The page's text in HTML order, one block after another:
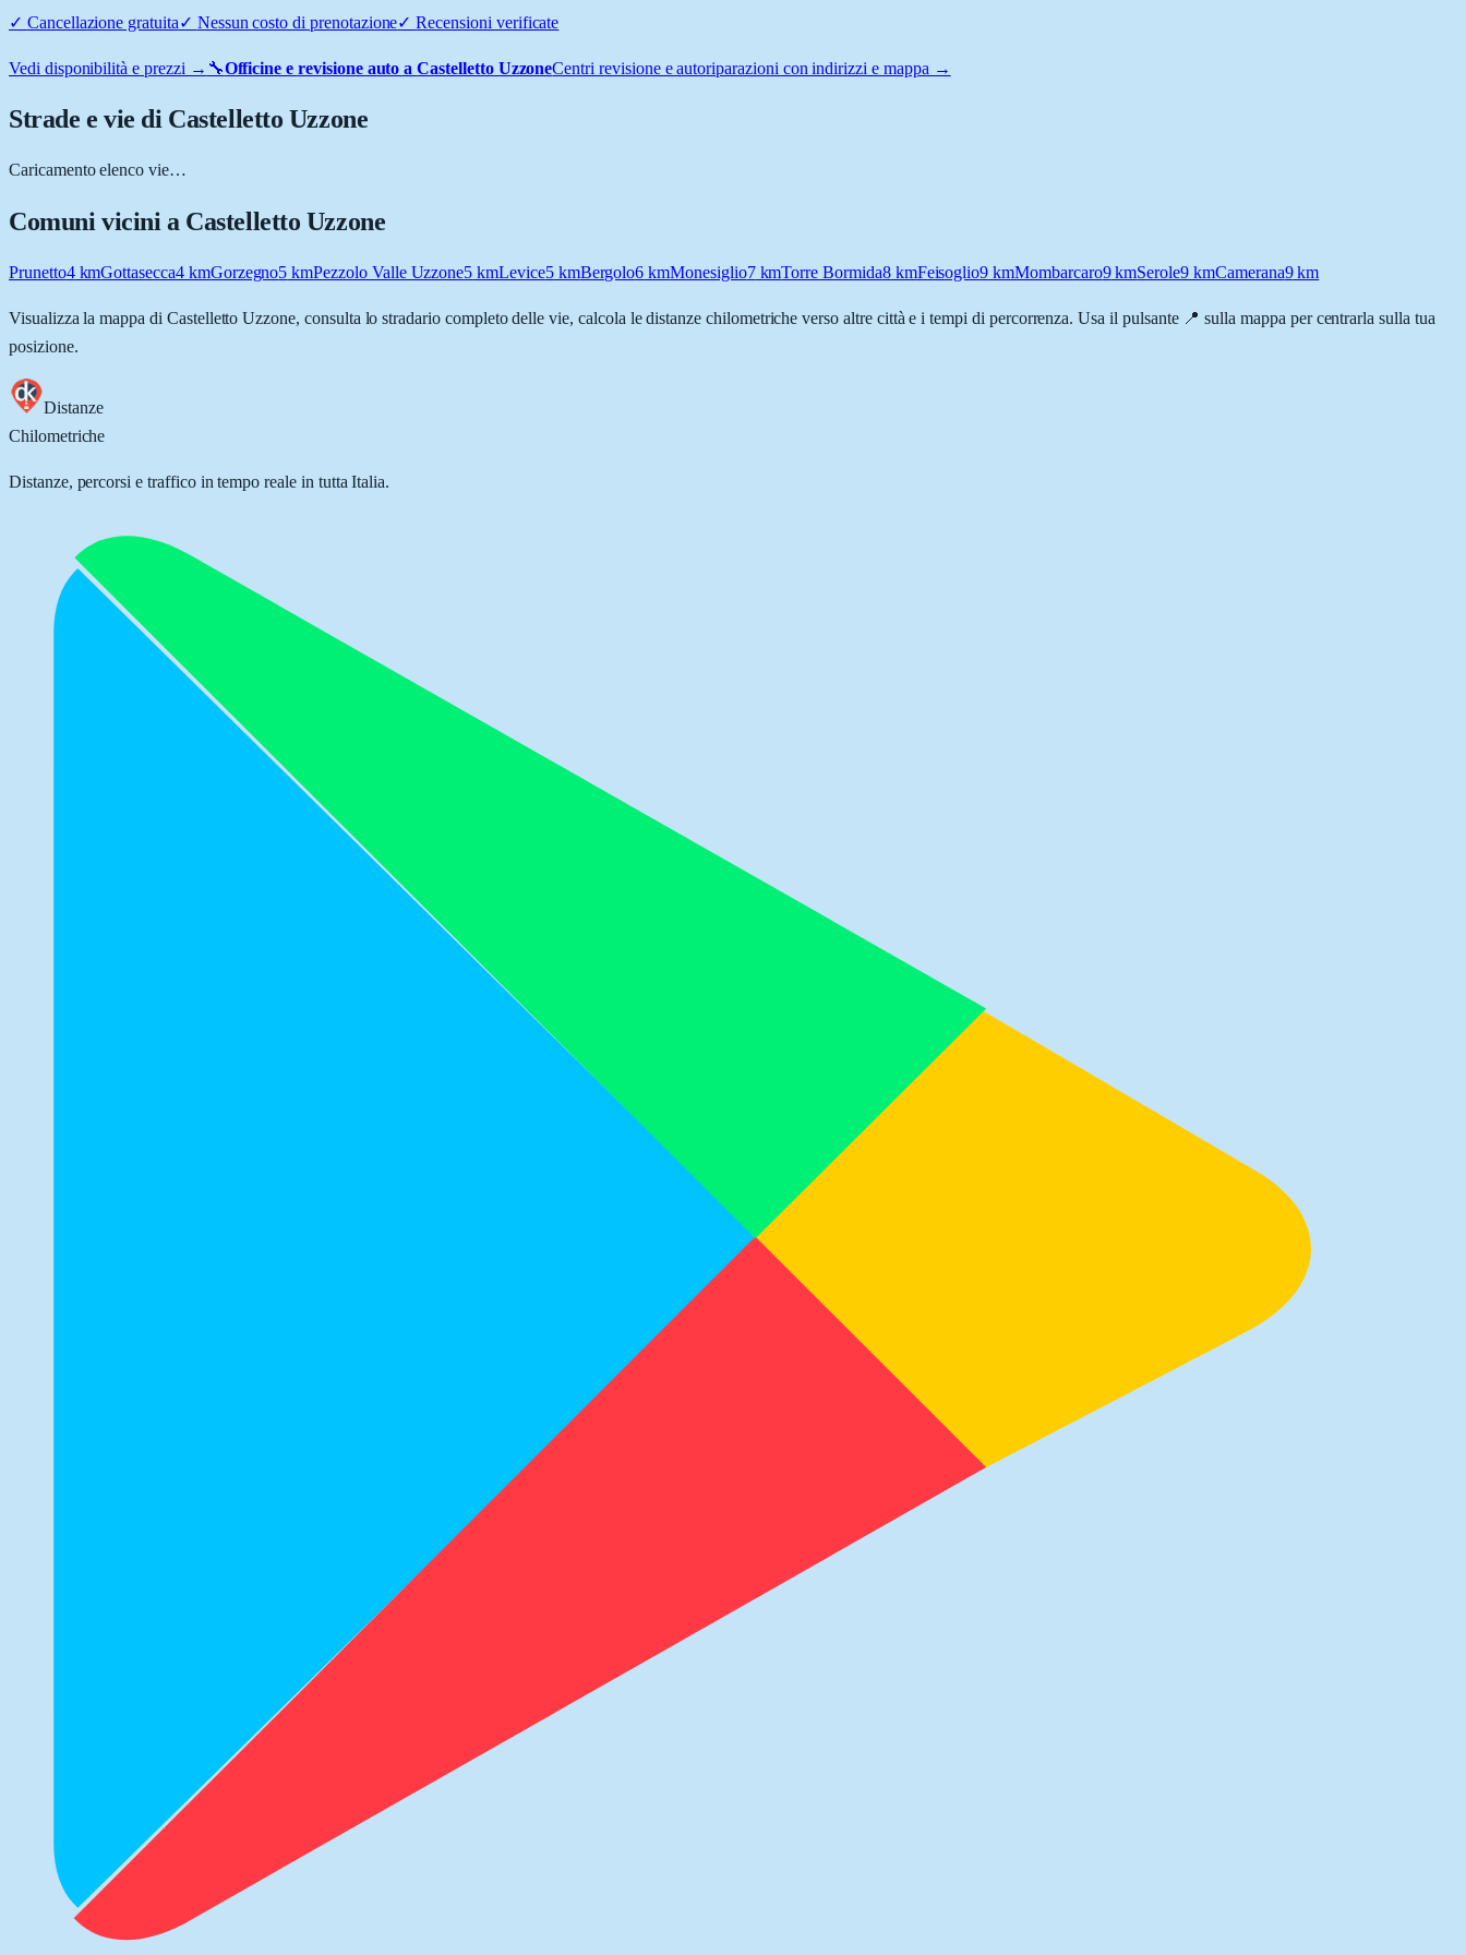
✓ Cancellazione gratuita✓ Nessun costo di prenotazione✓Recensioni verificate
Vedi disponibilità e prezzi → 🔧Officine e revisione auto aCastelletto UzzoneCentri revisione e autoriparazioni con indirizzi e mappa →
Strade e vie di Castelletto Uzzone
Caricamento elenco vie…
Comuni vicini a Castelletto Uzzone
Prunetto4kmGottasecca4kmGorzegno5 kmPezzolo Valle Uzzone5 kmLevice5kmBergolo6 kmMonesiglio7kmTorre Bormida8kmFeisoglio9 kmMombarcaro9kmSerole9 kmCamerana9km
Visualizza la mappa di Castelletto Uzzone, consulta lo stradario completo delle vie, calcola le distanze chilometriche verso altre città e i tempi di percorrenza. Usa il pulsante 📍 sulla mappa per centrarla sulla tua
posizione.
Distanze
Chilometriche
Distanze, percorsi e traffico in tempo reale in tutta Italia.